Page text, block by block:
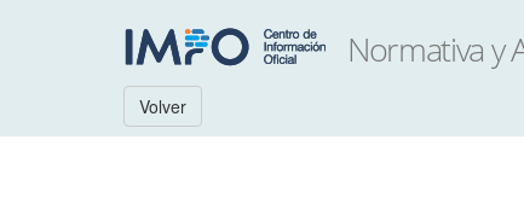
Volver